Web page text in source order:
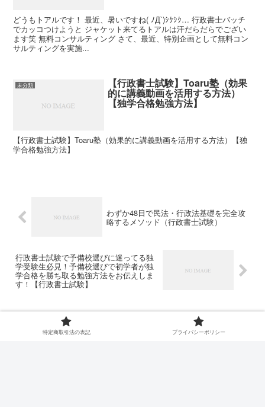
どうもトアルです！ 最近、暑いですね( ﾉД`)ｼｸｼｸ… 行政書士バッチ
でカッコつけようと ジャケット来てるトアルは汗だらだらでござい
ます笑 無料コンサルティング さて、最近、特別企画として無料コン
サルティングを実施...
未分類 【行政書士試験】Toaru塾（効果
的に講義動画を活用する方法）
【独学合格勉強方法】
【行政書士試験】Toaru塾（効果的に講義動画を活用する方法）【独
学合格勉強方法】
わずか48日で民法・行政法基礎を完全攻
略するメソッド（行政書士試験）
行政書士試験で予備校選びに迷ってる独
学受験生必見！予備校選びで初学者が独
学合格を勝ち取る勉強方法をお伝えしま
す！【行政書士試験】
コメント
特定商取引法の表記 プライバシーポリシー